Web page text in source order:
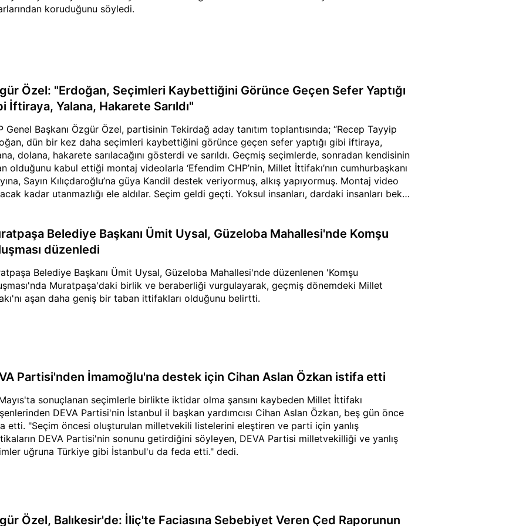
koruduğunu söyledi.
Özel: "Erdoğan, Seçimleri Kaybettiğini Görünce Geçen Sefer Yaptığı
İftiraya, Yalana, Hakarete Sarıldı"
Genel Başkanı Özgür Özel, partisinin Tekirdağ aday tanıtım toplantısında; “Recep Tayyip
dün bir kez daha seçimleri kaybettiğini görünce geçen sefer yaptığı gibi iftiraya,
dolana, hakarete sarılacağını gösterdi ve sarıldı. Geçmiş seçimlerde, sonradan kendisinin
olduğunu kabul ettiği montaj videolarla ‘Efendim CHP’nin, Millet İttifakı’nın cumhurbaşkanı
Sayın Kılıçdaroğlu’na güya Kandil destek veriyormuş, alkış yapıyormuş. Montaj video
kadar utanmazlığı ele aldılar. Seçim geldi geçti. Yoksul insanları, dardaki insanları beka
çürümüş, atılmış, ezilmiş sebze meyveyi yüzünü kapayarak toplayan analarımız var.
o hâldeyse yüzünü gizleyecek olan onlar değil; biziz, hepimiziz ama esas yüzünü
olan Recep Tayyip Erdoğan’dır” dedi.
Belediye Başkanı Ümit Uysal, Güzeloba Mahallesi'nde Komşu
düzenledi
Belediye Başkanı Ümit Uysal, Güzeloba Mahallesi'nde düzenlenen 'Komşu
Muratpaşa'daki birlik ve beraberliği vurgulayarak, geçmiş dönemdeki Millet
aşan daha geniş bir taban ittifakları olduğunu belirtti.
Partisi'nden İmamoğlu'na destek için Cihan Aslan Özkan istifa etti
sonuçlanan seçimlerle birlikte iktidar olma şansını kaybeden Millet İttifakı
DEVA Partisi'nin İstanbul il başkan yardımcısı Cihan Aslan Özkan, beş gün önce
etti. "Seçim öncesi oluşturulan milletvekili listelerini eleştiren ve parti için yanlış
DEVA Partisi'nin sonunu getirdiğini söyleyen, DEVA Partisi milletvekilliği ve yanlış
uğruna Türkiye gibi İstanbul'u da feda etti." dedi.
Özel, Balıkesir'de: İliç'te Faciasına Sebebiyet Veren Çed Raporunun